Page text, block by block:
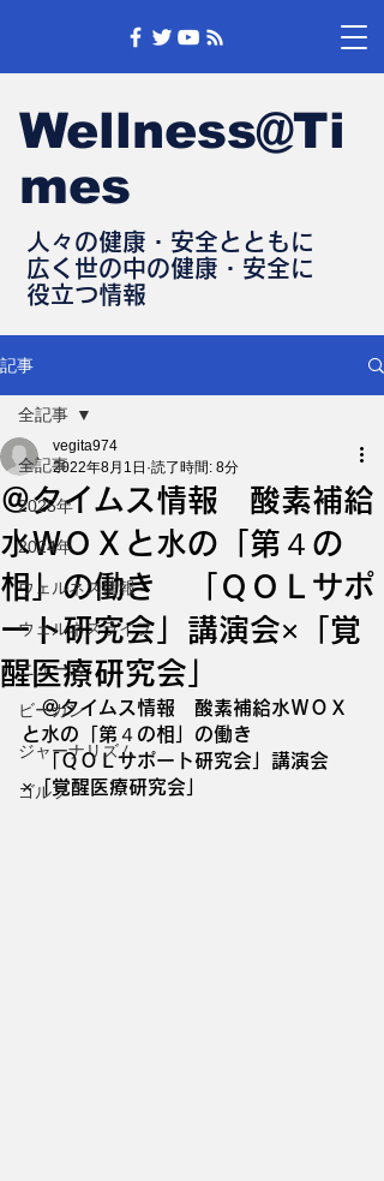
Wellness@Ti
mes
人々の健康・安全とともに
​広く世の中の健康・安全に
​役立つ情報
記事
全記事
2025年
2024年
ウェルネス情報
ウェルネスライフ
ニュース
ビーガン
ジャーナリズム
ゴルフ
全記事
＠タイムス情報 酸素補給
水ＷＯＸと水の「第４の
相」の働き 「ＱＯＬサポ
ート研究会」講演会×「覚
醒医療研究会」
vegita974
2022年8月1日 読了時間: 8分
＠タイムス情報　酸素補給水ＷＯＸ
と水の「第４の相」の働き
「ＱＯＬサポート研究会」講演会
×「覚醒医療研究会」